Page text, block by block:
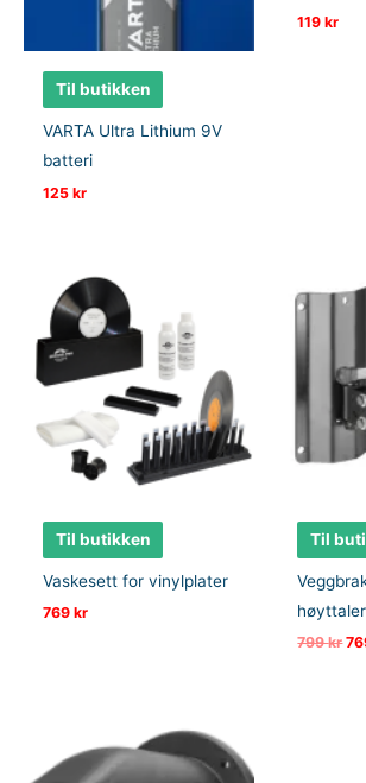
Til butikken
VARTA Ultra Lithium 9V
batteri
125kr
119kr
Til butikken
Vaskesett for vinylplater
769kr
Til
799kr